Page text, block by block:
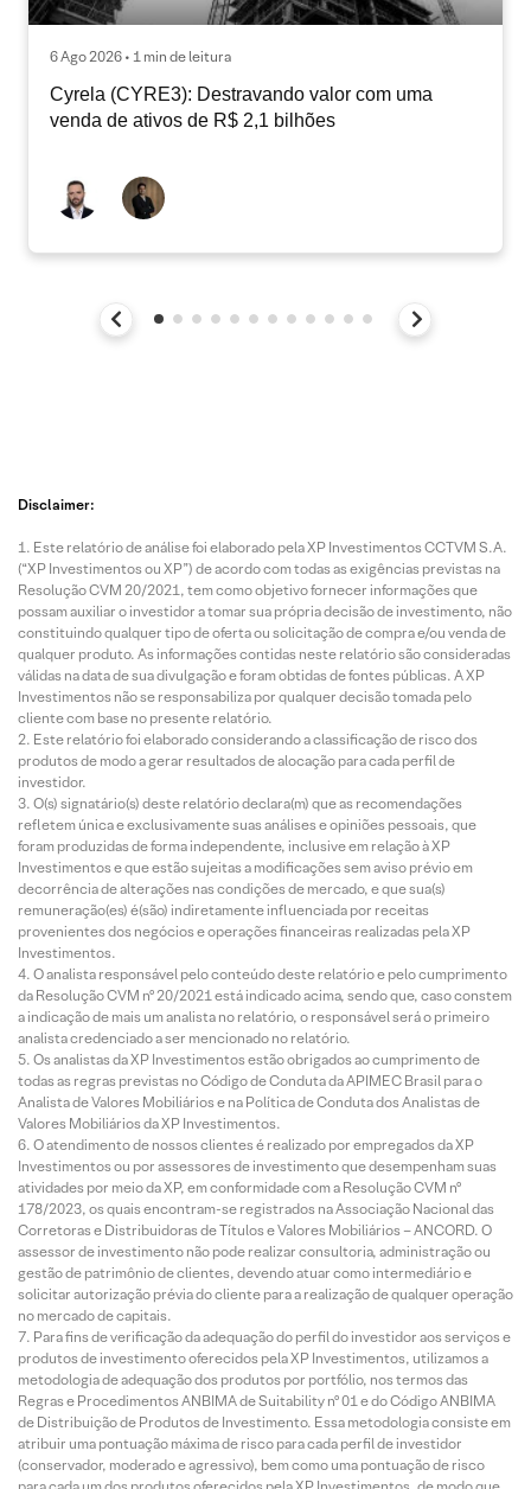
6 Ago 2026 • 1 min de leitura
Cyrela (CYRE3): Destravando valor com uma
venda de ativos de R$ 2,1 bilhões
Disclaimer:
Este relatório de análise foi elaborado pela XP Investimentos CCTVM S.A.
(“XP Investimentos ou XP”) de acordo com todas as exigências previstas na
Resolução CVM 20/2021, tem como objetivo fornecer informações que
possam auxiliar o investidor a tomar sua própria decisão de investimento, não
constituindo qualquer tipo de oferta ou solicitação de compra e/ou venda de
qualquer produto. As informações contidas neste relatório são consideradas
válidas na data de sua divulgação e foram obtidas de fontes públicas. A XP
Investimentos não se responsabiliza por qualquer decisão tomada pelo
cliente com base no presente relatório.
Este relatório foi elaborado considerando a classificação de risco dos
produtos de modo a gerar resultados de alocação para cada perfil de
investidor.
O(s) signatário(s) deste relatório declara(m) que as recomendações
refletem única e exclusivamente suas análises e opiniões pessoais, que
foram produzidas de forma independente, inclusive em relação à XP
Investimentos e que estão sujeitas a modificações sem aviso prévio em
decorrência de alterações nas condições de mercado, e que sua(s)
remuneração(es) é(são) indiretamente influenciada por receitas
provenientes dos negócios e operações financeiras realizadas pela XP
Investimentos.
O analista responsável pelo conteúdo deste relatório e pelo cumprimento
da Resolução CVM nº 20/2021 está indicado acima, sendo que, caso constem
a indicação de mais um analista no relatório, o responsável será o primeiro
analista credenciado a ser mencionado no relatório.
Os analistas da XP Investimentos estão obrigados ao cumprimento de
todas as regras previstas no Código de Conduta da APIMEC Brasil para o
Analista de Valores Mobiliários e na Política de Conduta dos Analistas de
Valores Mobiliários da XP Investimentos.
O atendimento de nossos clientes é realizado por empregados da XP
Investimentos ou por assessores de investimento que desempenham suas
atividades por meio da XP, em conformidade com a Resolução CVM nº
178/2023, os quais encontram-se registrados na Associação Nacional das
Corretoras e Distribuidoras de Títulos e Valores Mobiliários – ANCORD. O
assessor de investimento não pode realizar consultoria, administração ou
gestão de patrimônio de clientes, devendo atuar como intermediário e
solicitar autorização prévia do cliente para a realização de qualquer operação
no mercado de capitais.
Para fins de verificação da adequação do perfil do investidor aos serviços e
produtos de investimento oferecidos pela XP Investimentos, utilizamos a
metodologia de adequação dos produtos por portfólio, nos termos das
Regras e Procedimentos ANBIMA de Suitability nº 01 e do Código ANBIMA
de Distribuição de Produtos de Investimento. Essa metodologia consiste em
atribuir uma pontuação máxima de risco para cada perfil de investidor
(conservador, moderado e agressivo), bem como uma pontuação de risco